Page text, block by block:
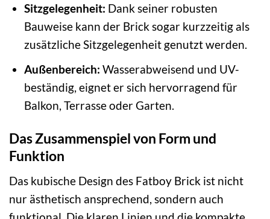
Sitzgelegenheit: Dank seiner robusten
Bauweise kann der Brick sogar kurzzeitig als
zusätzliche Sitzgelegenheit genutzt werden.
Außenbereich: Wasserabweisend und UV-
beständig, eignet er sich hervorragend für
Balkon, Terrasse oder Garten.
Das Zusammenspiel von Form und
Funktion
Das kubische Design des Fatboy Brick ist nicht
nur ästhetisch ansprechend, sondern auch